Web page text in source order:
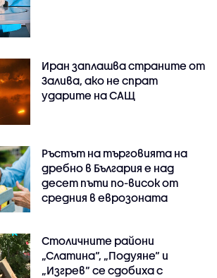
Иран заплашва страните от
Залива, ако не спрат
ударите на САЩ
Ръстът на търговията на
дребно в България е над
десет пъти по-висок от
средния в еврозоната
Столичните райони
„Слатина“, „Подуяне“ и
„Изгрев“ се сдобиха с